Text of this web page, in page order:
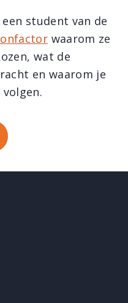
student van de
waarom ze
wat de
en waarom je